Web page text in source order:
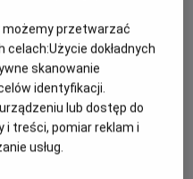
każdą przeszkodę.
kinie. Kup bilet
w sali i
wcześniej
możemy przetwarzać
celach:Użycie dokładnych
skanowanie
identyfikacji.
lub dostęp do
i treści, pomiar reklam i
usług.